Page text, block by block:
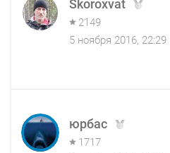
Skoroxvat
2149
5 ноября 2016, 22:29
юрбас
1717